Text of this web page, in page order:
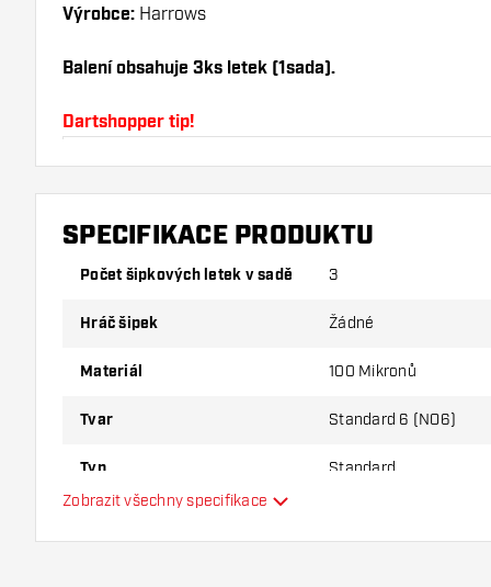
Výrobce: Harrows
Balení obsahuje 3ks letek (1sada).
Dartshopper tip!
Ujistěte se, že máte po ruce dostatek letky a
používáním poškodit nebo zlomit.
varianta vám vyhovuje nejlépe!
SPECIFIKACE PRODUKTU
Počet šipkových letek v sadě 3
Hráč šipek Žádné
Materiál 100 Mikronů
Tvar Standard 6 (NO6)
Typ Standard
Zobrazit všechny specifikace